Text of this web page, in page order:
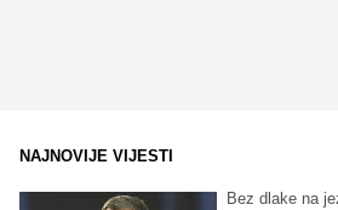
NAJNOVIJE VIJESTI
Bez dlake na